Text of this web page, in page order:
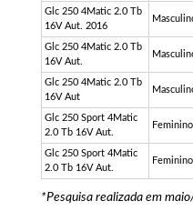
Glc 250 4Matic 2.0 Tb
16V Aut. 2016
Glc 250 4Matic 2.0 Tb
16V Aut.
Glc 250 4Matic 2.0 Tb
16V Aut
Glc 250 Sport 4Matic
2.0 Tb 16V Aut.
Glc 250 Sport 4Matic
2.0 Tb 16V Aut.
*Pesquisa realizada em